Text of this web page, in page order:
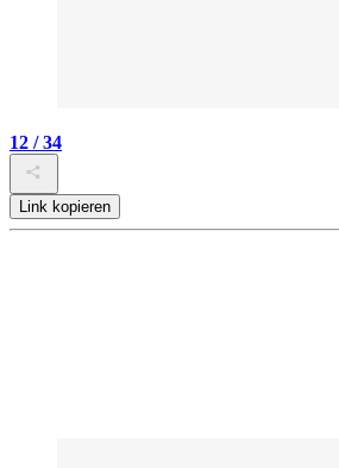
12 / 34
Link kopieren